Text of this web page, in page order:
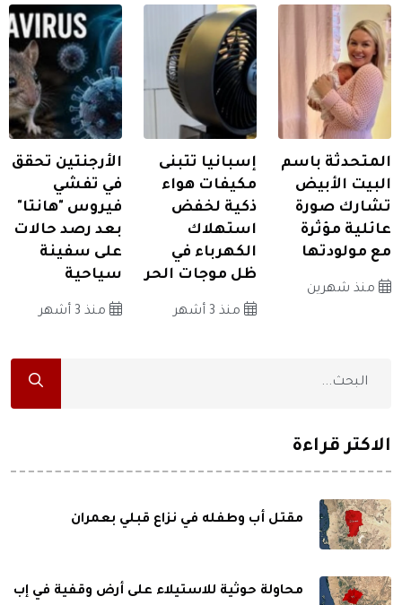
المتحدثة باسم
البيت الأبيض
تشارك صورة
عائلية مؤثرة
مع مولودتها
منذ شهرين
إسبانيا تتبنى
مكيفات هواء
ذكية لخفض
استهلاك
الكهرباء في
ظل موجات الحر
منذ 3 أشهر
الأرجنتين تحقق
في تفشي
فيروس "هانتا"
بعد رصد حالات
على سفينة
سياحية
منذ 3 أشهر
الاكثر قراءة
مقتل أب وطفله في نزاع قبلي بعمران
محاولة حوثية للاستيلاء على أرض وقفية في إب